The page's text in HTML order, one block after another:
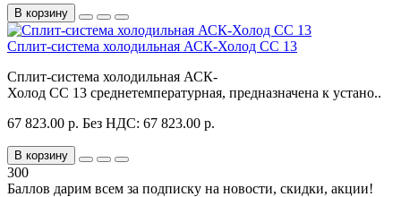
В корзину
Сплит-система холодильная АСК-Холод CC 13
Сплит-система холодильная АСК-
Холод CC 13 среднетемпературная, предназначена к устано..
67 823.00 р. Без НДС: 67 823.00 р.
В корзину
300
Баллов дарим всем за подписку на новости, скидки, акции!